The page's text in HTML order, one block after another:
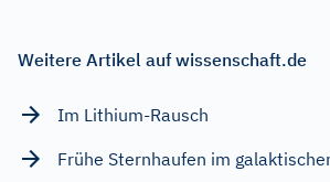
Weitere Artikel auf wissenschaft.de
Im Lithium-Rausch
Frühe Sternhaufen im